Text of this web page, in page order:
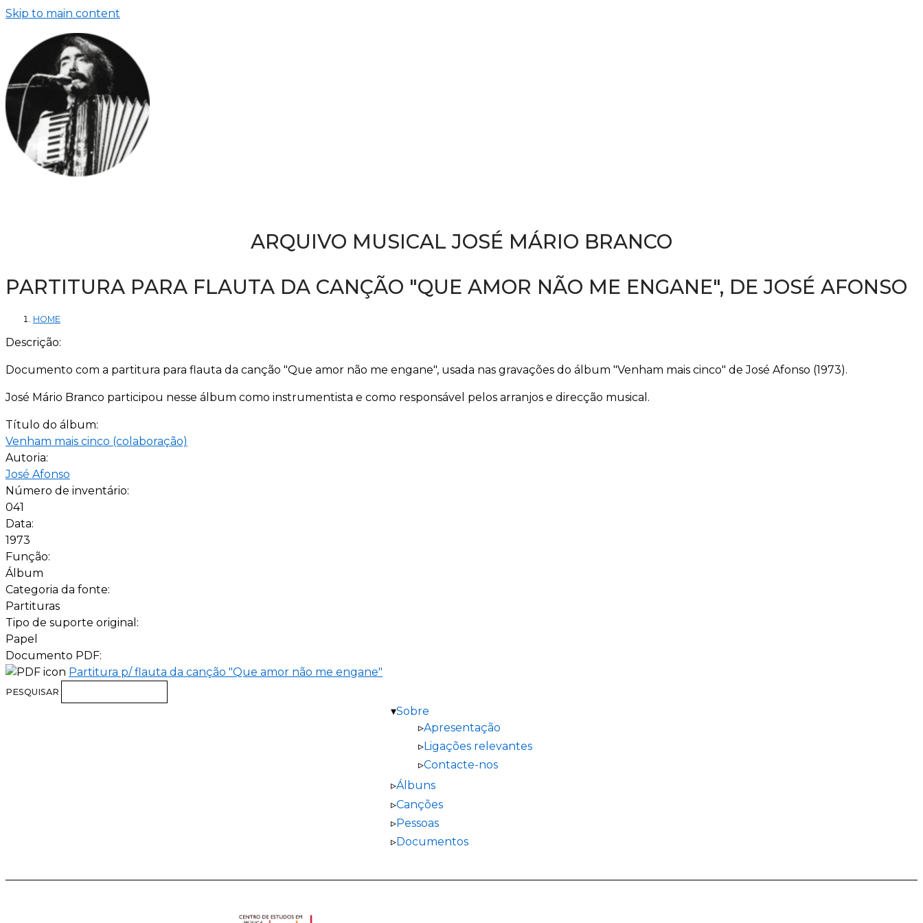
Skip to main content
ARQUIVO MUSICAL JOSÉ MÁRIO BRANCO
PARTITURA PARA FLAUTA DA CANÇÃO "QUE AMOR NÃO ME ENGANE", DE JOSÉ AFONSO
HOME
Descrição:
Documento com a partitura para flauta da canção "Que amor não me engane", usada nas gravações do álbum "Venham mais cinco" de José Afonso (1973).
José Mário Branco participou nesse álbum como instrumentista e como responsável pelos arranjos e direcção musical.
Título do álbum:
Venham mais cinco (colaboração)
Autoria:
José Afonso
Número de inventário:
041
Data:
1973
Função:
Álbum
Categoria da fonte:
Partituras
Tipo de suporte original:
Papel
Documento PDF:
Partitura p/ flauta da canção "Que amor não me engane"
PESQUISAR
Sobre
Apresentação
Ligações relevantes
Contacte-nos
Álbuns
Canções
Pessoas
Documentos